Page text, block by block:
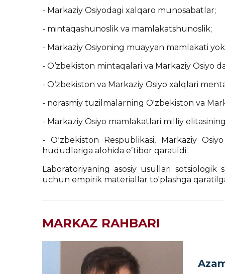
- Markaziy Osiyodagi xalqaro munosabatlar;
- mintaqashunoslik va mamlakatshunoslik;
- Markaziy Osiyoning muayyan mamlakati
- O‘zbekiston mintaqalari va Markaziy Osiyo
- O‘zbekiston va Markaziy Osiyo xalqlari
- norasmiy tuzilmalarning O'zbekiston va
- Markaziy Osiyo mamlakatlari milliy
- Oʻzbekiston Respublikasi, Markaziy
hududlariga alohida eʼtibor qaratildi.
Laboratoriyaning asosiy usullari
uchun empirik materiallar to'plashga
MARKAZ RAHBARI